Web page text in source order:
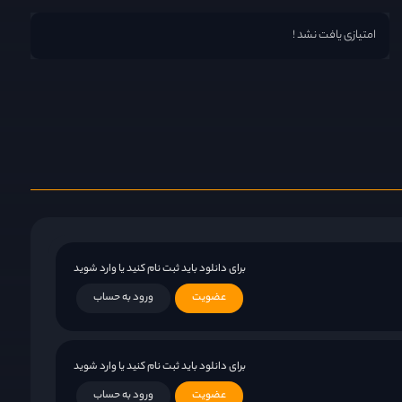
امتیازی یافت نشد !
برای دانلود باید ثبت نام کنید یا وارد شوید
عضویت
ورود به حساب
برای دانلود باید ثبت نام کنید یا وارد شوید
عضویت
ورود به حساب